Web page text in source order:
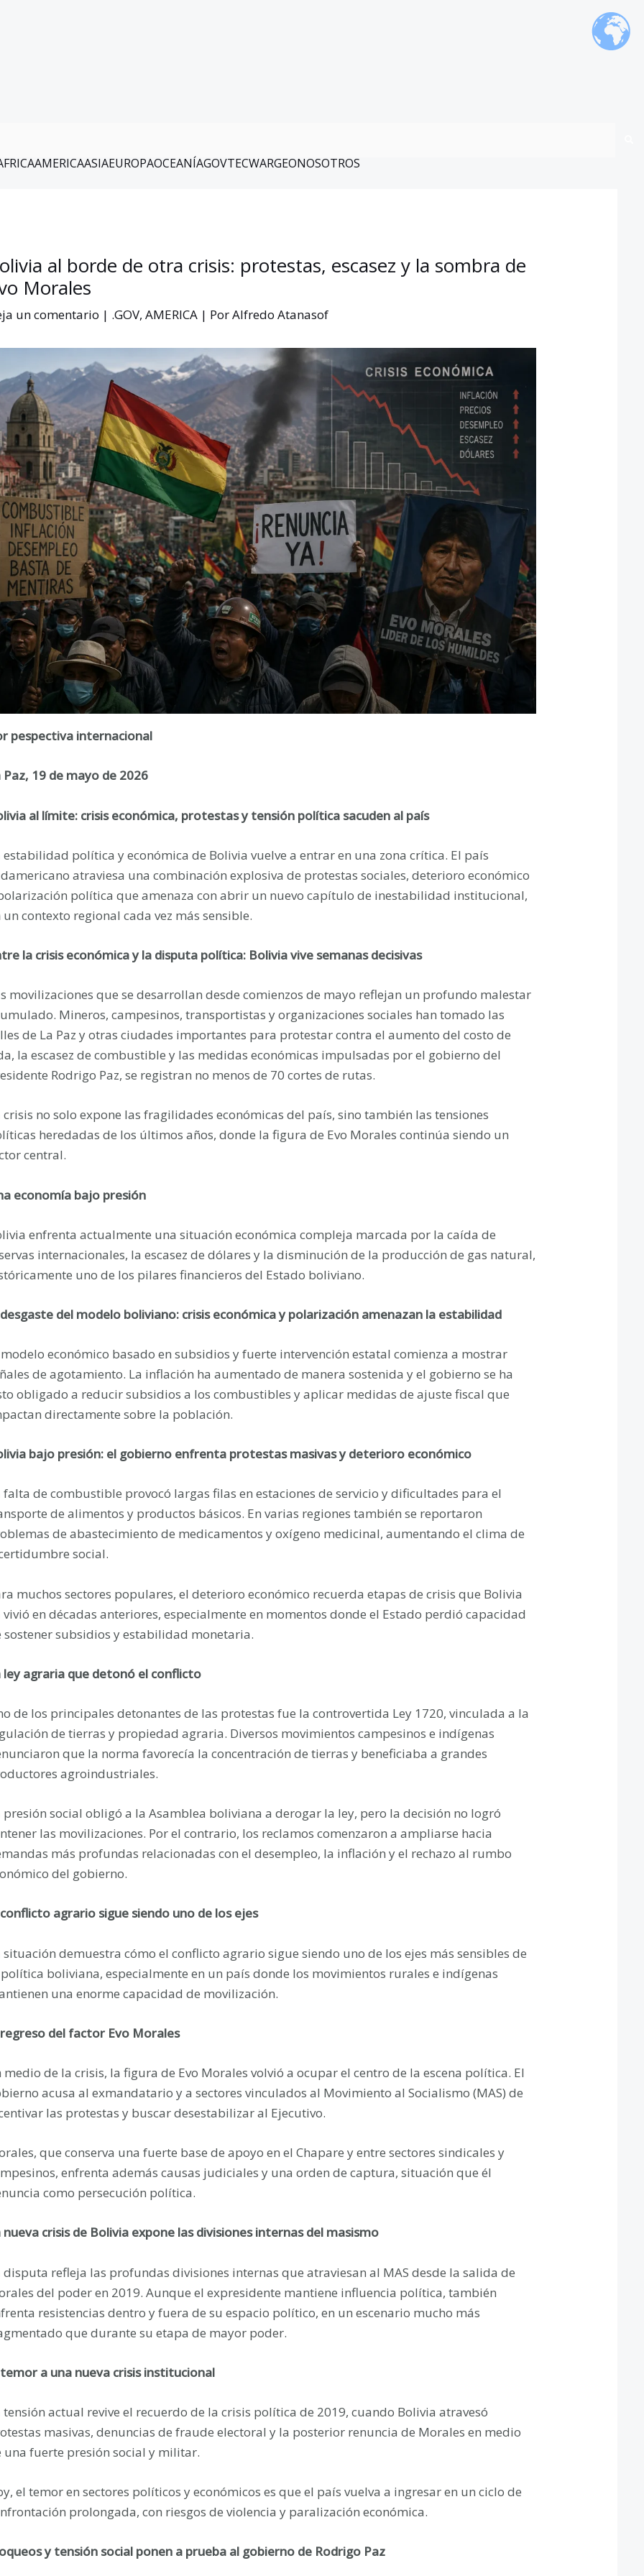
AMERICAASIAEUROPAOCEANÍAGOVTECWARGEONOSOTROS
al borde de otra crisis: protestas, escasez y la sombra de
Morales
un comentario | .GOV, AMERICA| PorAlfredo Atanasof
pespectiva internacional
Paz, 19 de mayo de 2026
al límite: crisis económica, protestas y tensión política sacuden al país
estabilidad política y económica de Bolivia vuelve a entrar en una zona crítica. El país
atraviesa una combinación explosiva de protestas sociales, deterioro económico
política que amenaza con abrir un nuevo capítulo de inestabilidad institucional,
un contexto regional cada vez más sensible.
la crisis económica y la disputa política: Bolivia vive semanas decisivas
movilizaciones que se desarrollan desde comienzos de mayo reflejan un profundo malestar
Mineros, campesinos, transportistas y organizaciones sociales han tomado las
de La Paz y otras ciudades importantes para protestar contra el aumento del costo de
la escasez de combustible y las medidas económicas impulsadas por el gobierno del
Rodrigo Paz, se registran no menos de 70 cortes de rutas.
crisis no solo expone las fragilidades económicas del país, sino también las tensiones
heredadas de los últimos años, donde la figura de Evo Morales continúa siendo un
central.
economía bajo presión
enfrenta actualmente una situación económica compleja marcada por la caída de
internacionales, la escasez de dólares y la disminución de la producción de gas natural,
uno de los pilares financieros del Estado boliviano.
desgaste del modelo boliviano: crisis económica y polarización amenazan la estabilidad
económico basado en subsidios y fuerte intervención estatal comienza a mostrar
de agotamiento. La inflación ha aumentado de manera sostenida y el gobierno se ha
obligado a reducir subsidios a los combustibles y aplicar medidas de ajuste fiscal que
directamente sobre la población.
bajo presión: el gobierno enfrenta protestas masivas y deterioro económico
falta de combustible provocó largas filas en estaciones de servicio y dificultades para el
de alimentos y productos básicos. En varias regiones también se reportaron
de abastecimiento de medicamentos y oxígeno medicinal, aumentando el clima de
social.
muchos sectores populares, el deterioro económico recuerda etapas de crisis que Bolivia
vivió en décadas anteriores, especialmente en momentos donde el Estado perdió capacidad
sostener subsidios y estabilidad monetaria.
ley agraria que detonó el conflicto
de los principales detonantes de las protestas fue la controvertida Ley 1720, vinculada a la
de tierras y propiedad agraria. Diversos movimientos campesinos e indígenas
que la norma favorecía la concentración de tierras y beneficiaba a grandes
agroindustriales.
presión social obligó a la Asamblea boliviana a derogar la ley, pero la decisión no logró
las movilizaciones. Por el contrario, los reclamos comenzaron a ampliarse hacia
más profundas relacionadas con el desempleo, la inflación y el rechazo al rumbo
del gobierno.
conflicto agrario sigue siendo uno de los ejes
situación demuestra cómo el conflicto agrario sigue siendo uno de los ejes más sensibles de
boliviana, especialmente en un país donde los movimientos rurales e indígenas
una enorme capacidad de movilización.
regreso del factor Evo Morales
medio de la crisis, la figura de Evo Morales volvió a ocupar el centro de la escena política. El
acusa al exmandatario y a sectores vinculados al Movimiento al Socialismo (MAS) de
las protestas y buscar desestabilizar al Ejecutivo.
que conserva una fuerte base de apoyo en el Chapare y entre sectores sindicales y
enfrenta además causas judiciales y una orden de captura, situación que él
como persecución política.
nueva crisis de Bolivia expone las divisiones internas del masismo
disputa refleja las profundas divisiones internas que atraviesan al MAS desde la salida de
del poder en 2019. Aunque el expresidente mantiene influencia política, también
resistencias dentro y fuera de su espacio político, en un escenario mucho más
que durante su etapa de mayor poder.
temor a una nueva crisis institucional
tensión actual revive el recuerdo de la crisis política de 2019, cuando Bolivia atravesó
masivas, denuncias de fraude electoral y la posterior renuncia de Morales en medio
una fuerte presión social y militar.
el temor en sectores políticos y económicos es que el país vuelva a ingresar en un ciclo de
prolongada, con riesgos de violencia y paralización económica.
y tensión social ponen a prueba al gobierno de Rodrigo Paz